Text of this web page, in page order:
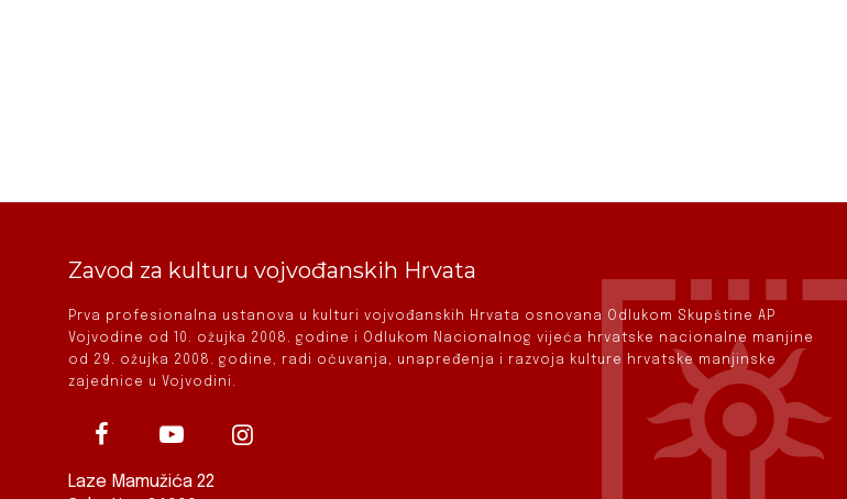
Zavod za kulturu vojvođanskih Hrvata
Prva profesionalna ustanova u kulturi vojvođanskih Hrvata osnovana Odlukom Skupštine AP
Vojvodine od 10. ožujka 2008. godine i Odlukom Nacionalnog vijeća hrvatske nacionalne manjine
od 29. ožujka 2008. godine, radi očuvanja, unapređenja i razvoja kulture hrvatske manjinske
zajednice u Vojvodini.
Laze Mamužića 22